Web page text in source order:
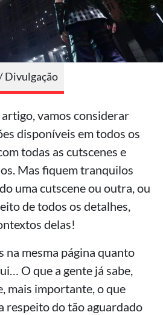
Divulgação
vamos considerar
disponíveis em todos os
todas as cutscenes e
Mas fiquem tranquilos
uma cutscene ou outra, ou
de todos os detalhes,
delas!
na mesma página quanto
O que a gente já sabe,
mais importante, o que
respeito do tão aguardado